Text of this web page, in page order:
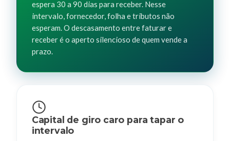
espera 30 a 90 dias para receber. Nesse
intervalo, fornecedor, folha e tributos não
esperam. O descasamento entre faturar e
receber é o aperto silencioso de quem vende a
prazo.
Capital de giro caro para tapar o
intervalo